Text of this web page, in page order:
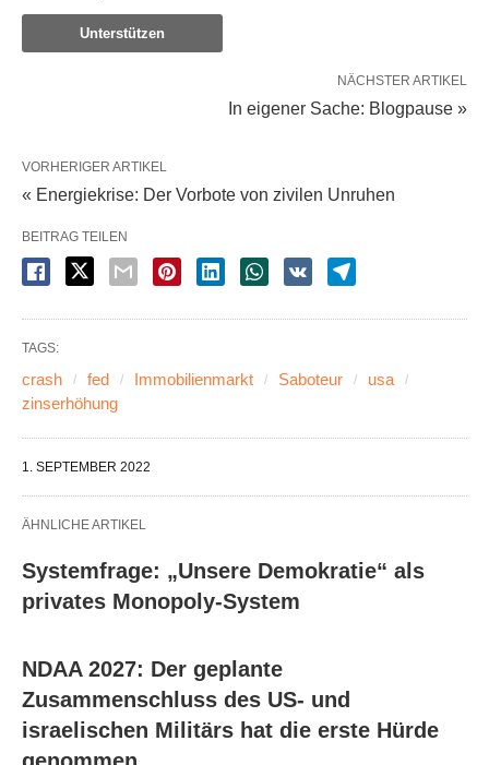
Unterstützen
NÄCHSTER ARTIKEL
In eigener Sache: Blogpause »
VORHERIGER ARTIKEL
« Energiekrise: Der Vorbote von zivilen Unruhen
BEITRAG TEILEN
TAGS:
crash fed Immobilienmarkt Saboteur
usa
zinserhöhung
1. SEPTEMBER 2022
ÄHNLICHE ARTIKEL
Systemfrage: „Unsere Demokratie“ als
privates Monopoly-System
NDAA 2027: Der geplante
Zusammenschluss des US- und
israelischen Militärs hat die erste Hürde